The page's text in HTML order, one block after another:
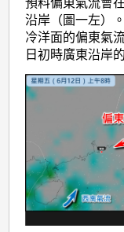
沿岸（圖一左）
冷洋面的偏東氣
日初時廣東沿岸